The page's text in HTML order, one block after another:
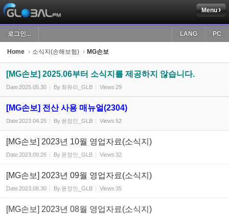
Menu
로그인... PC
LANG
Home 소식지(손해보험) MG손보
[MG손보] 2025.06부터 소식지를 제공하지 않습니다.
Date2025.05.30 By 최유리_GLB Views 29
[MG손보] 전산 사용 매뉴얼(2304)
Date2023.04.25 By 윤정인_GLB Views 52
[MG손보] 2023년 10월 영업자료(소식지)
Date2023.09.26 By 윤정인_GLB Views 32
[MG손보] 2023년 09월 영업자료(소식지)
Date2023.08.30 By 윤정인_GLB Views 35
[MG손보] 2023년 08월 영업자료(소식지)
Sketchbook5, 스케치북5
Sketchbook5, 스케치북5